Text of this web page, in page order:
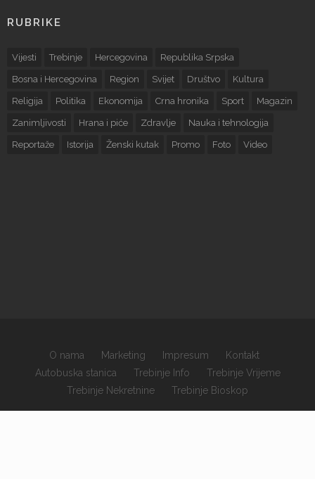
×
RUBRIKE
Vijesti Trebinje Hercegovina Republika Srpska
Bosna i Hercegovina Region Svijet Društvo Kultura
Religija Politika Ekonomija Crna hronika Sport Magazin
Zanimljivosti Hrana i piće Zdravlje Nauka i tehnologija
Reportaže Istorija Ženski kutak Promo Foto Video
O nama Marketing Impresum
Kontakt
Autobuska stanica
Trebinje Info
Trebinje Vrijeme
Trebinje Nekretnine
Trebinje Bioskop